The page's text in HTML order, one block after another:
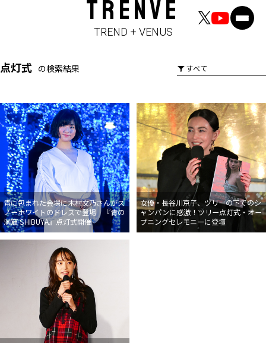
TRENVE
TREND + VENUS
点灯式 の検索結果
青に包まれた会場に木村文乃さんがス
ノーホワイトのドレスで登場 『青の
洞窟 SHIBUYA』点灯式開催
女優・長谷川京子、ツリーの下でのシ
ャンパンに感激！ツリー点灯式・オー
プニングセレモニーに登壇